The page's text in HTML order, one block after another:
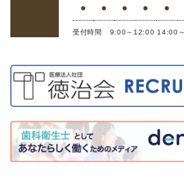
● ● ● ● ●
受付時間 9:00～12:00 14:00